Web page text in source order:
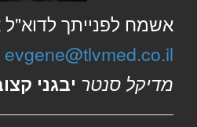
אשמח לפנייתך לדוא"ל
evgene@tlvmed.co.il
מדיקל סנטר יבגני